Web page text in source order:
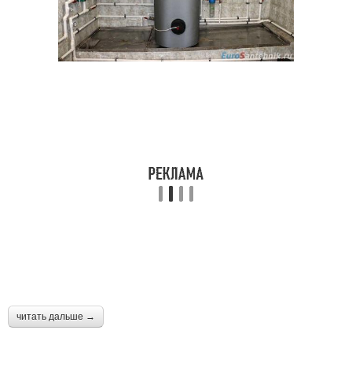
читать дальше →